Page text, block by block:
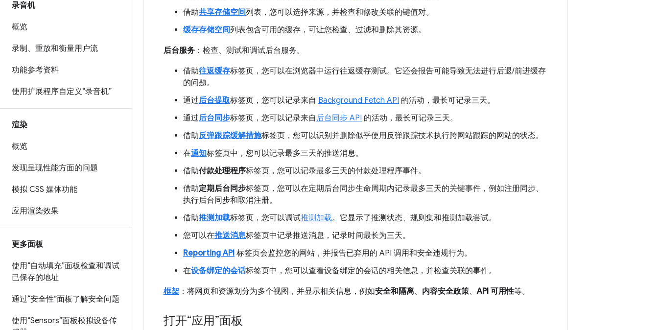
录音机
概览
录制、重放和衡量用户流
功能参考资料
使用扩展程序自定义“录音机”
渲染
概览
发现呈现性能方面的问题
模拟 CSS 媒体功能
应用渲染效果
更多面板
使用“自动填充”面板检查和调试
已保存的地址
通过“安全性”面板了解安全问题
使用“Sensors”面板模拟设备传
借助共享存储空间列表，您可以选择来源，并检查和修改关联的键值对。
缓存存储空间列表包含可用的缓存，可让您检查、过滤和删除其资源。
后台服务 ：检查、测试和调试后台服务。
借助往返缓存标签页，您可以在浏览器中运行往返缓存测试。它还会报告可能导致无法进行后退/前进缓存
的问题。
通过后台提取标签页，您可以记录来自 Background Fetch API 的活动，最长可记录三天。
通过后台同步标签页，您可以记录来自后台同步 API 的活动，最长可记录三天。
借助反弹跟踪缓解措施标签页，您可以识别并删除似乎使用反弹跟踪技术执行跨网站跟踪的网站的状态。
在通知标签页中，您可以记录最多三天的推送消息。
借助付款处理程序标签页，您可以记录最多三天的付款处理程序事件。
借助定期后台同步标签页，您可以在定期后台同步生命周期内记录最多三天的关键事件，例如注册同步、
执行后台同步和取消注册。
借助推测加载标签页，您可以调试推测加载。它显示了推测状态、规则集和推测加载尝试。
您可以在推送消息标签页中记录推送消息，记录时间最长为三天。
Reporting API 标签页会监控您的网站，并报告已弃用的 API 调用和安全违规行为。
在设备绑定的会话标签页中，您可以查看设备绑定的会话的相关信息，并检查关联的事件。
框架 ：将网页和资源划分为多个视图，并显示相关信息，例如安全和隔离、 内容安全政策、API 可用性等。
打开“应用”面板